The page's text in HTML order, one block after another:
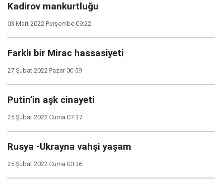
Kadirov mankurtluğu
03 Mart 2022 Perşembe 09:22
Farklı bir Mirac hassasiyeti
27 Şubat 2022 Pazar 00:59
Putin’in aşk cinayeti
25 Şubat 2022 Cuma 07:37
Rusya -Ukrayna vahşi yaşam
25 Şubat 2022 Cuma 00:36